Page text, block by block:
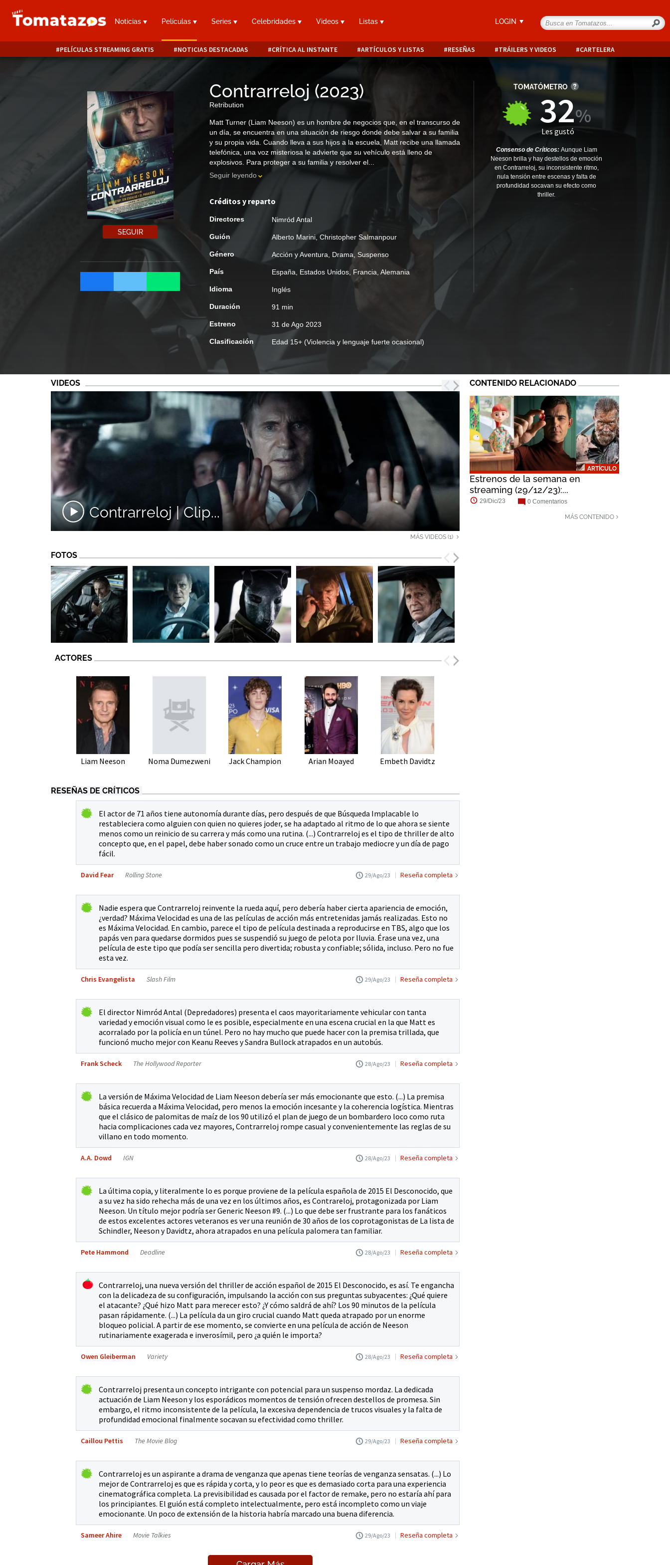
Noticias Películas Series Celebridades Videos Listas LOGIN
PELÍCULAS STREAMING GRATIS NOTICIAS DESTACADAS CRÍTICA AL INSTANTE ARTÍCULOS Y LISTAS RESEÑAS TRÁILERS Y VIDEOS CARTELERA
SEGUIR
Contrarreloj (2023)
Retribution
Matt Turner (Liam Neeson) es un hombre de negocios que, en el transcurso de
un día, se encuentra en una situación de riesgo donde debe salvar a su familia
y su propia vida. Cuando lleva a sus hijos a la escuela, Matt recibe una llamada
telefónica, una voz misteriosa le advierte que su vehículo está lleno de
explosivos. Para proteger a su familia y resolver el...
Seguir leyendo
Créditos y reparto
Directores Nimród Antal
Guión Alberto Marini, Christopher Salmanpour
Género Acción y Aventura Drama Suspenso
País España, Estados Unidos, Francia, Alemania
Idioma Inglés
Duración 91 min
Estreno 31 de Ago 2023
Clasificación Edad 15+ (Violencia y lenguaje fuerte ocasional)
TOMATÓMETRO
32
Les gustó
Consenso de Críticos: Aunque Liam
Neeson brilla y hay destellos de emoción
en Contrarreloj, su inconsistente ritmo,
nula tensión entre escenas y falta de
profundidad socavan su efecto como
thriller.
VIDEOS
Contrarreloj | Clip... Contrarreloj |...
MÁS VIDEOS (1)
FOTOS
ACTORES
Liam Neeson Noma Dumezweni Jack Champion Arian Moayed Embeth Davidtz
RESEÑAS DE CRÍTICOS
El actor de 71 años tiene autonomía durante días, pero después de que Búsqueda Implacable lo
restableciera como alguien con quien no quieres joder, se ha adaptado al ritmo de lo que ahora se siente
menos como un reinicio de su carrera y más como una rutina. (...) Contrarreloj es el tipo de thriller de alto
concepto que, en el papel, debe haber sonado como un cruce entre un trabajo mediocre y un día de pago
fácil.
David Fear Rolling Stone 29/Ago/23 Reseña completa
Nadie espera que Contrarreloj reinvente la rueda aquí, pero debería haber cierta apariencia de emoción,
¿verdad? Máxima Velocidad es una de las películas de acción más entretenidas jamás realizadas. Esto no
es Máxima Velocidad. En cambio, parece el tipo de película destinada a reproducirse en TBS, algo que los
papás ven para quedarse dormidos pues se suspendió su juego de pelota por lluvia. Érase una vez, una
película de este tipo que podía ser sencilla pero divertida; robusta y confiable; sólida, incluso. Pero no fue
esta vez.
Chris Evangelista Slash Film 29/Ago/23 Reseña completa
El director Nimród Antal (Depredadores) presenta el caos mayoritariamente vehicular con tanta
variedad y emoción visual como le es posible, especialmente en una escena crucial en la que Matt es
acorralado por la policía en un túnel. Pero no hay mucho que puede hacer con la premisa trillada, que
funcionó mucho mejor con Keanu Reeves y Sandra Bullock atrapados en un autobús.
Frank Scheck The Hollywood Reporter 28/Ago/23 Reseña completa
La versión de Máxima Velocidad de Liam Neeson debería ser más emocionante que esto. (...) La premisa
básica recuerda a Máxima Velocidad, pero menos la emoción incesante y la coherencia logística. Mientras
que el clásico de palomitas de maíz de los 90 utilizó el plan de juego de un bombardero loco como ruta
hacia complicaciones cada vez mayores, Contrarreloj rompe casual y convenientemente las reglas de su
villano en todo momento.
A.A. Dowd IGN 28/Ago/23 Reseña completa
La última copia, y literalmente lo es porque proviene de la película española de 2015 El Desconocido, que
a su vez ha sido rehecha más de una vez en los últimos años, es Contrareloj, protagonizada por Liam
Neeson. Un título mejor podría ser Generic Neeson #9. (...) Lo que debe ser frustrante para los fanáticos
de estos excelentes actores veteranos es ver una reunión de 30 años de los coprotagonistas de La lista de
Schindler, Neeson y Davidtz, ahora atrapados en una película palomera tan familiar.
Pete Hammond Deadline 28/Ago/23 Reseña completa
Contrarreloj, una nueva versión del thriller de acción español de 2015 El Desconocido, es así. Te engancha
con la delicadeza de su configuración, impulsando la acción con sus preguntas subyacentes: ¿Qué quiere
el atacante? ¿Qué hizo Matt para merecer esto? ¿Y cómo saldrá de ahí? Los 90 minutos de la película
pasan rápidamente. (...) La película da un giro crucial cuando Matt queda atrapado por un enorme
bloqueo policial. A partir de ese momento, se convierte en una película de acción de Neeson
rutinariamente exagerada e inverosímil, pero ¿a quién le importa?
Owen Gleiberman Variety 28/Ago/23 Reseña completa
Contrarreloj presenta un concepto intrigante con potencial para un suspenso mordaz. La dedicada
actuación de Liam Neeson y los esporádicos momentos de tensión ofrecen destellos de promesa. Sin
embargo, el ritmo inconsistente de la película, la excesiva dependencia de trucos visuales y la falta de
profundidad emocional finalmente socavan su efectividad como thriller.
Caillou Pettis The Movie Blog 29/Ago/23 Reseña completa
Contrarreloj es un aspirante a drama de venganza que apenas tiene teorías de venganza sensatas. (...) Lo
mejor de Contrarreloj es que es rápida y corta, y lo peor es que es demasiado corta para una experiencia
cinematográfica completa. La previsibilidad es causada por el factor de remake, pero no estaría ahí para
los principiantes. El guión está completo intelectualmente, pero está incompleto como un viaje
emocionante. Un poco de extensión de la historia habría marcado una buena diferencia.
Sameer Ahire Movie Talkies 29/Ago/23 Reseña completa
CONTENIDO RELACIONADO
ARTÍCULO
Estrenos de la semana en
streaming (29/12/23):...
29/Dic/23 0 Comentarios
MÁS CONTENIDO